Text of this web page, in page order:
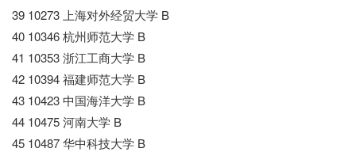
39 10273 上海对外经贸大学 B
40 10346 杭州师范大学 B
41 10353 浙江工商大学 B
42 10394 福建师范大学 B
43 10423 中国海洋大学 B
44 10475 河南大学 B
45 10487 华中科技大学 B